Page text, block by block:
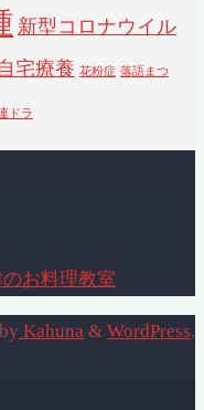
新型コロナウイル
宅療養 花粉症 落語まつ
ドラ
お料理教室
Kahuna & WordPress.